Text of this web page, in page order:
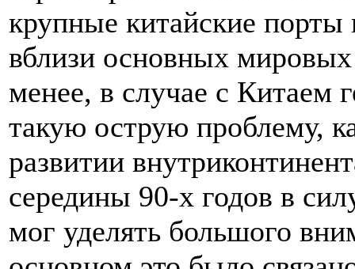
крупные китайские порты
вблизи основных
менее, в случае с Китаем
такую острую проблему,
развитии
середины 90-х годов в
мог уделять большого